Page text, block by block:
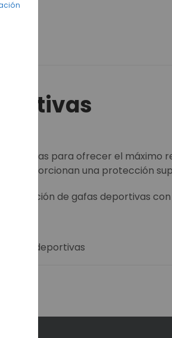
diseñadas para ofrecer el máximo
proporcionan una protección
selección de gafas deportivas
de sol deportivas